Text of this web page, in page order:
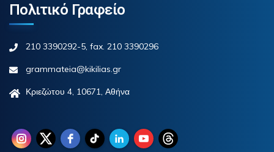
Πολιτικό Γραφείο
210 3390292-5, fax. 210 3390296
grammateia@kikilias.gr
Κριεζώτου 4, 10671, Αθήνα